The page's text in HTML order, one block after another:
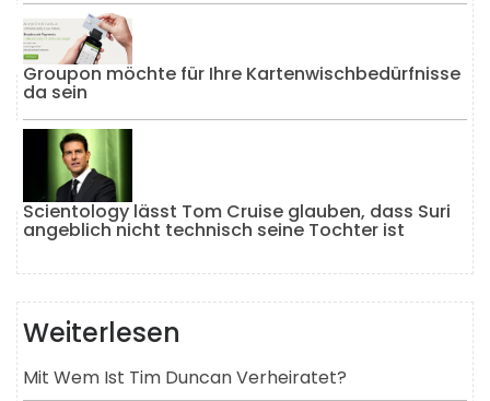
Groupon möchte für Ihre Kartenwischbedürfnisse
da sein
Scientology lässt Tom Cruise glauben, dass Suri
angeblich nicht technisch seine Tochter ist
Weiterlesen
Mit Wem Ist Tim Duncan Verheiratet?